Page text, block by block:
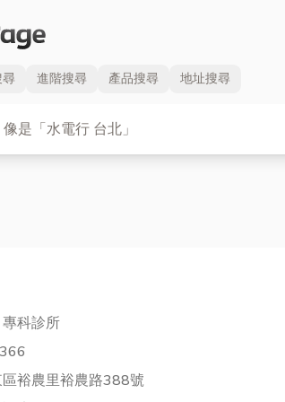
進階搜尋 產品搜尋 地址搜尋
專科診所
裕農里裕農路388號